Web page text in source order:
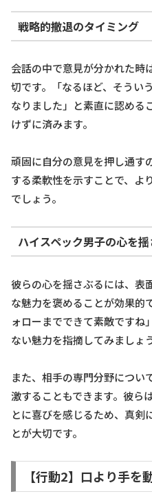
戦略的撤退のタイミング
会話の中で意見が分かれた時
切です。「なるほど、そうい
なりました」と素直に認める
けずに済みます。
頑固に自分の意見を押し通す
する柔軟性を示すことで、よ
でしょう。
ハイスペック男子の心を
彼らの心を揺さぶるには、表
な魅力を褒めることが効果的
ォローまでできて素敵ですね
ない魅力を指摘してみましょう
また、相手の専門分野につい
激することもできます。彼ら
とに喜びを感じるため、真剣
とが大切です。
【行動2】口より手を